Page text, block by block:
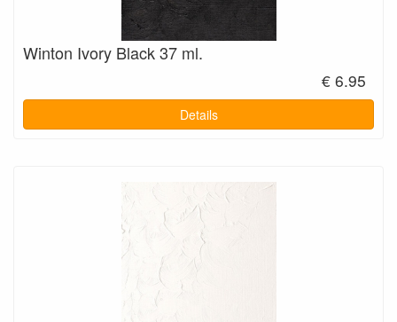
Winton Ivory Black 37 ml.
€ 6.95
Details